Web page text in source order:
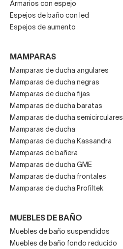
Armarios con espejo
Espejos de baño con led
Espejos de aumento
MAMPARAS
Mamparas de ducha angulares
Mamparas de ducha negras
Mamparas de ducha fijas
Mamparas de ducha baratas
Mamparas de ducha semicirculares
Mamparas de ducha
Mamparas de ducha Kassandra
Mamparas de bañera
Mamparas de ducha GME
Mamparas de ducha frontales
Mamparas de ducha Profiltek
MUEBLES DE BAÑO
Muebles de baño suspendidos
Muebles de baño fondo reducido